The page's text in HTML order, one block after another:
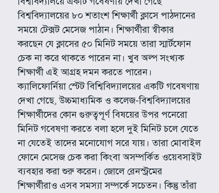
বিশ্ববিদ্যালয়ের ৮০ শতাংশ শিক্ষার্থী ক্লাসে পাঠদানের
সময়ে টেক্সট মেসেজ পাঠান। শিক্ষার্থীরা স্বীকার
করছেন যে ক্লাসের ৫০ মিনিট সময়ে তারা স্মার্টফোন
চেক না করে থাকতে পারেন না। খুব অল্প সংখ্যক
শিক্ষার্থী এই আগ্রহ দমন করতে পারেন।
ক্যালিফোর্নিয়া স্টেট বিশ্বিবিদ্যালয়ের একটি গবেষণায়
দেখা গেছে, উচ্চমাধ্যমিক ও কলেজ-বিশ্ববিদ্যালয়ের
শিক্ষার্থীদের কোন গুরুত্বপূর্ণ বিষয়ের উপর পনেরো
মিনিট গবেষণা করতে বলা হলে দুই মিনিট চলে যেতে
না যেতেই তাদের মনোযোগ সরে যায়। তারা মোবাইল
ফোনে মেসেজ চেক করা কিংবা অসম্পর্কিত ওয়েবসাইট
ব্যবহার করা শুরু করেন। জোলে রেনস্ট্রমের
শিক্ষার্থীরাও এসব সমস্যা সম্পর্কে সচেতন। কিন্তু তাঁরা